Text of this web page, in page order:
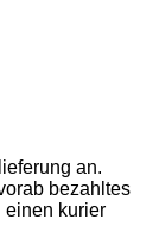
an.
bezahltes
einen kurier